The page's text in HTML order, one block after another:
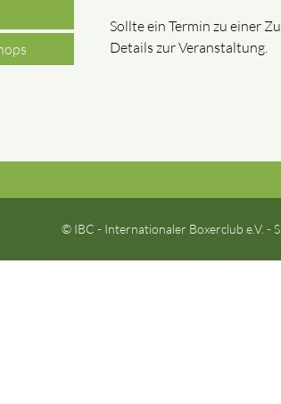
Sollte ein Termin zu einer
Details zur Veranstaltung.
© IBC - Internationaler Boxerclub e.V. -